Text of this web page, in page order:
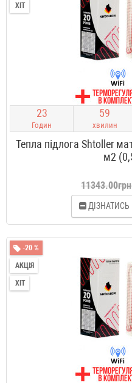
ХІТ
23
Годин
59
хвилин
Тепла підлога Shtoller
м2
-20 %
АКЦІЯ
ХІТ